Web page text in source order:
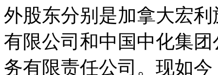
外股东分别是加拿大宏
有限公司和中国中化集
务有限责任公司。现如